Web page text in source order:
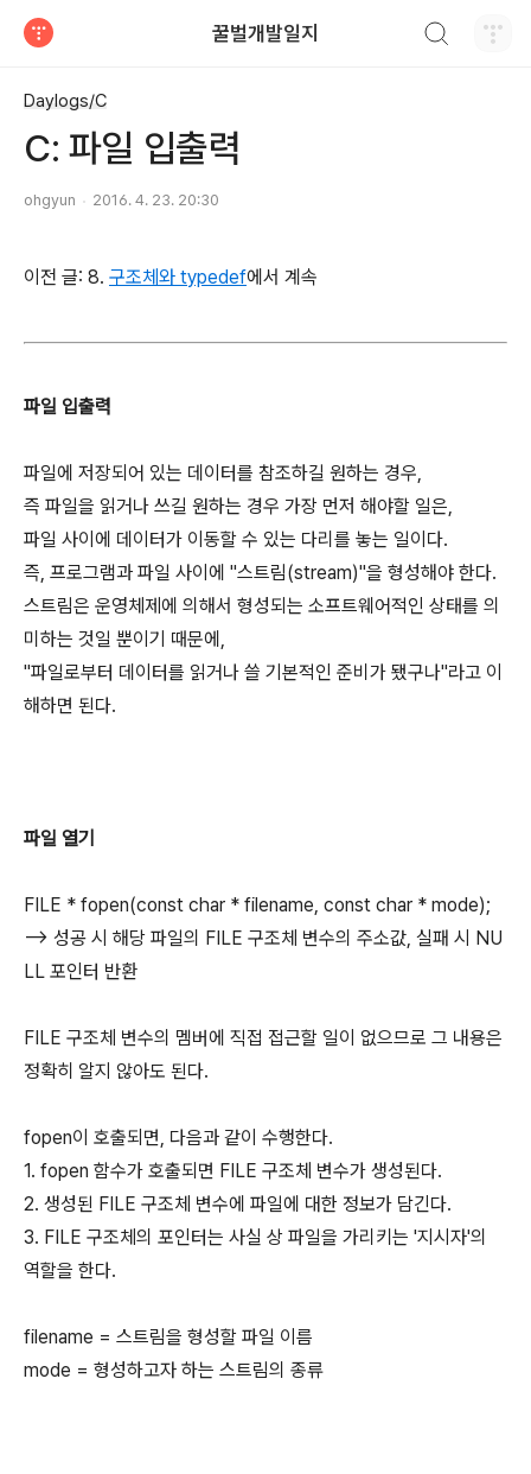
꿀벌개발일지
Daylogs/C
C: 파일 입출력
ohgyun 2016. 4. 23. 20:30
이전 글: 8. 구조체와 typedef에서 계속
파일 입출력
파일에 저장되어 있는 데이터를 참조하길 원하는 경우,
즉 파일을 읽거나 쓰길 원하는 경우 가장 먼저 해야할 일은,
파일 사이에 데이터가 이동할 수 있는 다리를 놓는 일이다.
즉, 프로그램과 파일 사이에 "스트림(stream)"을 형성해야 한다.
스트림은 운영체제에 의해서 형성되는 소프트웨어적인 상태를 의
미하는 것일 뿐이기 때문에,
"파일로부터 데이터를 읽거나 쓸 기본적인 준비가 됐구나"라고 이
해하면 된다.
파일 열기
FILE * fopen(const char * filename, const char * mode);
--> 성공 시 해당 파일의 FILE 구조체 변수의 주소값, 실패 시 NU
LL 포인터 반환
FILE 구조체 변수의 멤버에 직접 접근할 일이 없으므로 그 내용은
정확히 알지 않아도 된다.
fopen이 호출되면, 다음과 같이 수행한다.
1. fopen 함수가 호출되면 FILE 구조체 변수가 생성된다.
2. 생성된 FILE 구조체 변수에 파일에 대한 정보가 담긴다.
3. FILE 구조체의 포인터는 사실 상 파일을 가리키는 '지시자'의
역할을 한다.
filename = 스트림을 형성할 파일 이름
mode = 형성하고자 하는 스트림의 종류